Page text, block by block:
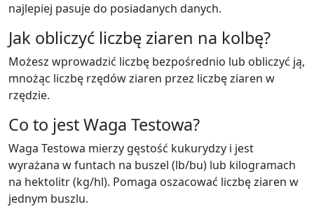
najlepiej pasuje do posiadanych danych.
Jak obliczyć liczbę ziaren na kolbę?
Możesz wprowadzić liczbę bezpośrednio lub obliczyć ją,
mnożąc liczbę rzędów ziaren przez liczbę ziaren w
rzędzie.
Co to jest Waga Testowa?
Waga Testowa mierzy gęstość kukurydzy i jest
wyrażana w funtach na buszel (lb/bu) lub kilogramach
na hektolitr (kg/hl). Pomaga oszacować liczbę ziaren w
jednym buszlu.